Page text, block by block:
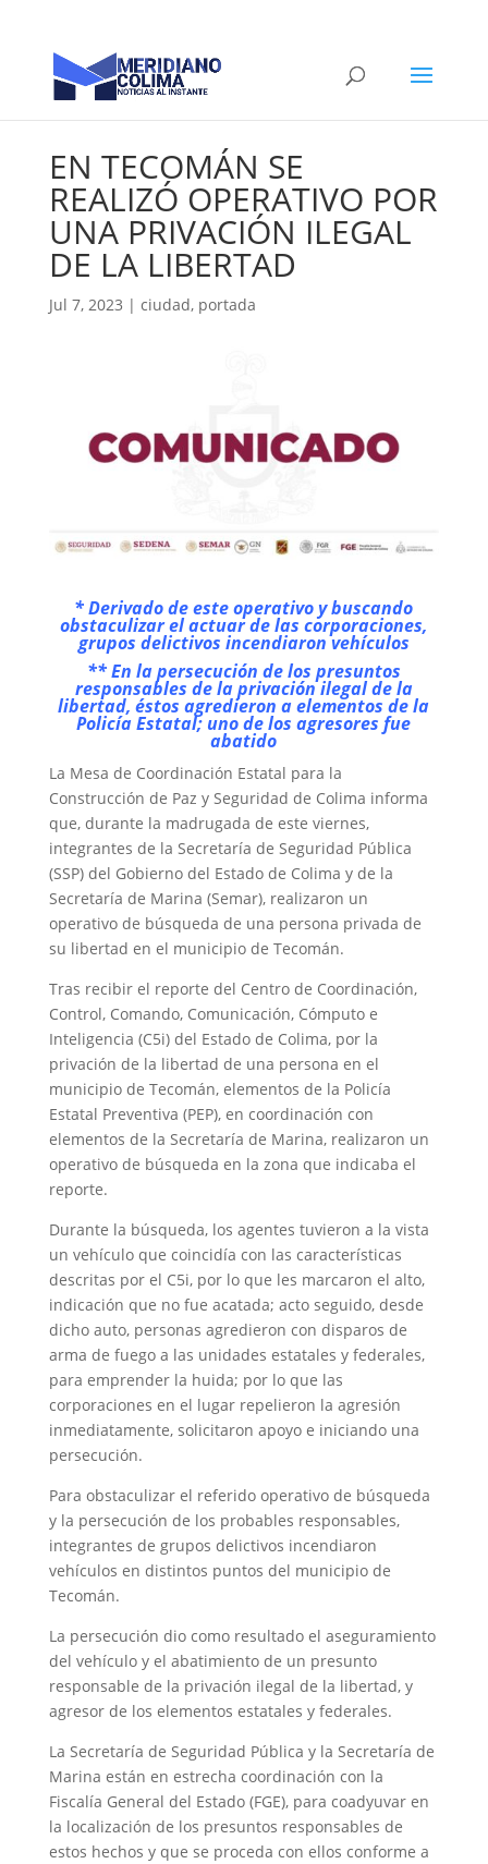
EN TECOMÁN SE
REALIZÓ OPERATIVO POR
UNA PRIVACIÓN ILEGAL
DE LA LIBERTAD
Jul 7, 2023 | ciudad, portada
* Derivado de este operativo y buscando
obstaculizar el actuar de las corporaciones,
grupos delictivos incendiaron vehículos
** En la persecución de los presuntos
responsables de la privación ilegal de la
libertad, éstos agredieron a elementos de la
Policía Estatal; uno de los agresores fue
abatido
La Mesa de Coordinación Estatal para la
Construcción de Paz y Seguridad de Colima informa
que, durante la madrugada de este viernes,
integrantes de la Secretaría de Seguridad Pública
(SSP) del Gobierno del Estado de Colima y de la
Secretaría de Marina (Semar), realizaron un
operativo de búsqueda de una persona privada de
su libertad en el municipio de Tecomán.
Tras recibir el reporte del Centro de Coordinación,
Control, Comando, Comunicación, Cómputo e
Inteligencia (C5i) del Estado de Colima, por la
privación de la libertad de una persona en el
municipio de Tecomán, elementos de la Policía
Estatal Preventiva (PEP), en coordinación con
elementos de la Secretaría de Marina, realizaron un
operativo de búsqueda en la zona que indicaba el
reporte.
Durante la búsqueda, los agentes tuvieron a la vista
un vehículo que coincidía con las características
descritas por el C5i, por lo que les marcaron el alto,
indicación que no fue acatada; acto seguido, desde
dicho auto, personas agredieron con disparos de
arma de fuego a las unidades estatales y federales,
para emprender la huida; por lo que las
corporaciones en el lugar repelieron la agresión
inmediatamente, solicitaron apoyo e iniciando una
persecución.
Para obstaculizar el referido operativo de búsqueda
y la persecución de los probables responsables,
integrantes de grupos delictivos incendiaron
vehículos en distintos puntos del municipio de
Tecomán.
La persecución dio como resultado el aseguramiento
del vehículo y el abatimiento de un presunto
responsable de la privación ilegal de la libertad, y
agresor de los elementos estatales y federales.
La Secretaría de Seguridad Pública y la Secretaría de
Marina están en estrecha coordinación con la
Fiscalía General del Estado (FGE), para coadyuvar en
la localización de los presuntos responsables de
estos hechos y que se proceda con ellos conforme a